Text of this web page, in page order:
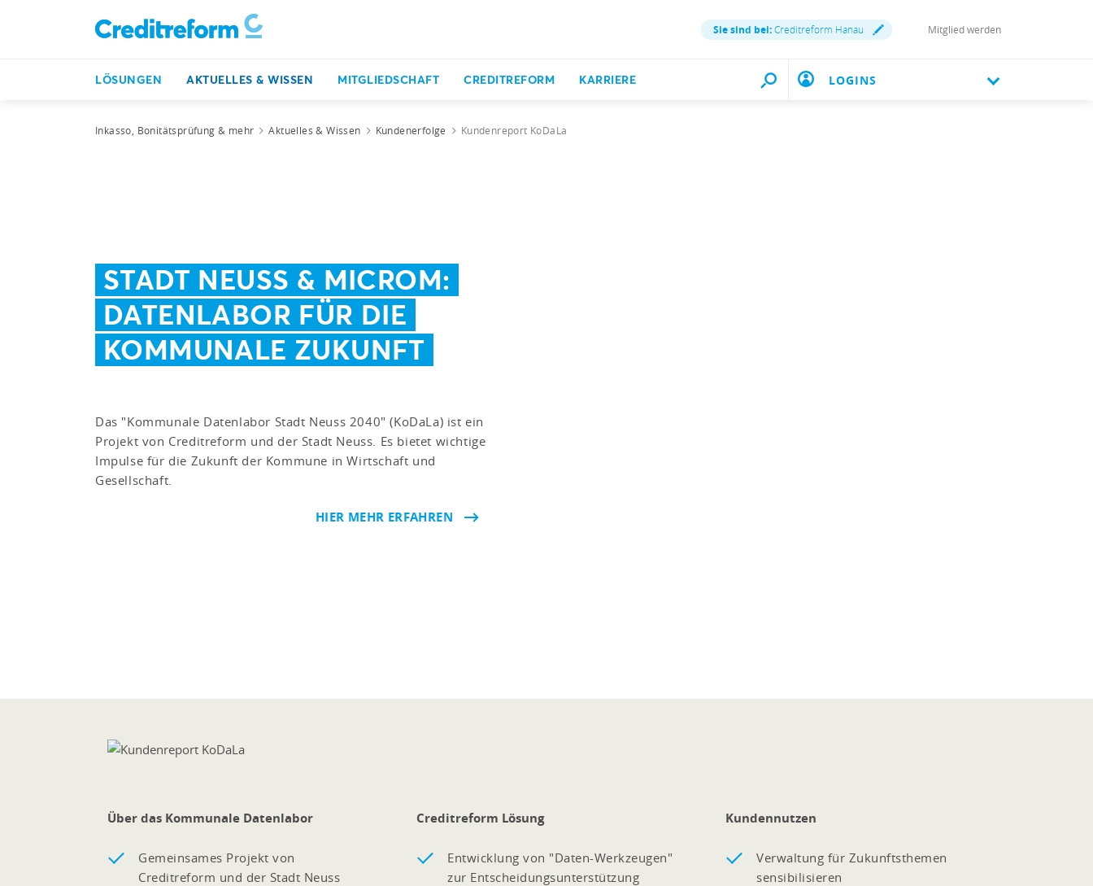
Sie sind bei:Creditreform Hanau Mitglied werden
LÖSUNGEN AKTUELLES & WISSEN MITGLIEDSCHAFT CREDITREFORM KARRIERE LOGINS
Inkasso, Bonitätsprüfung & mehr Aktuelles & Wissen Kundenerfolge Kundenreport KoDaLa
STADT NEUSS & MICROM:
DATENLABOR FÜR DIE
KOMMUNALE ZUKUNFT
Das "Kommunale Datenlabor Stadt Neuss 2040" (KoDaLa) ist ein
Projekt von Creditreform und der Stadt Neuss. Es bietet wichtige
Impulse für die Zukunft der Kommune in Wirtschaft und
Gesellschaft.
HIER MEHR ERFAHREN
Über das Kommunale Datenlabor
Gemeinsames Projekt von
Creditreform und der Stadt Neuss
Creditreform Lösung
Entwicklung von "Daten-Werkzeugen"
zur Entscheidungsunterstützung
Kundennutzen
Verwaltung für Zukunftsthemen
sensibilisieren